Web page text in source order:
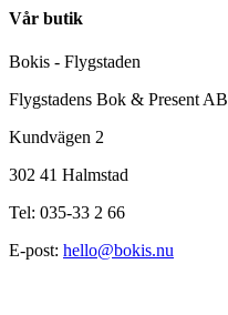
Vår butik
Bokis - Flygstaden
Flygstadens Bok & Present AB
Kundvägen 2
302 41 Halmstad
Tel: 035-33 2 66
E-post: hello@bokis.nu